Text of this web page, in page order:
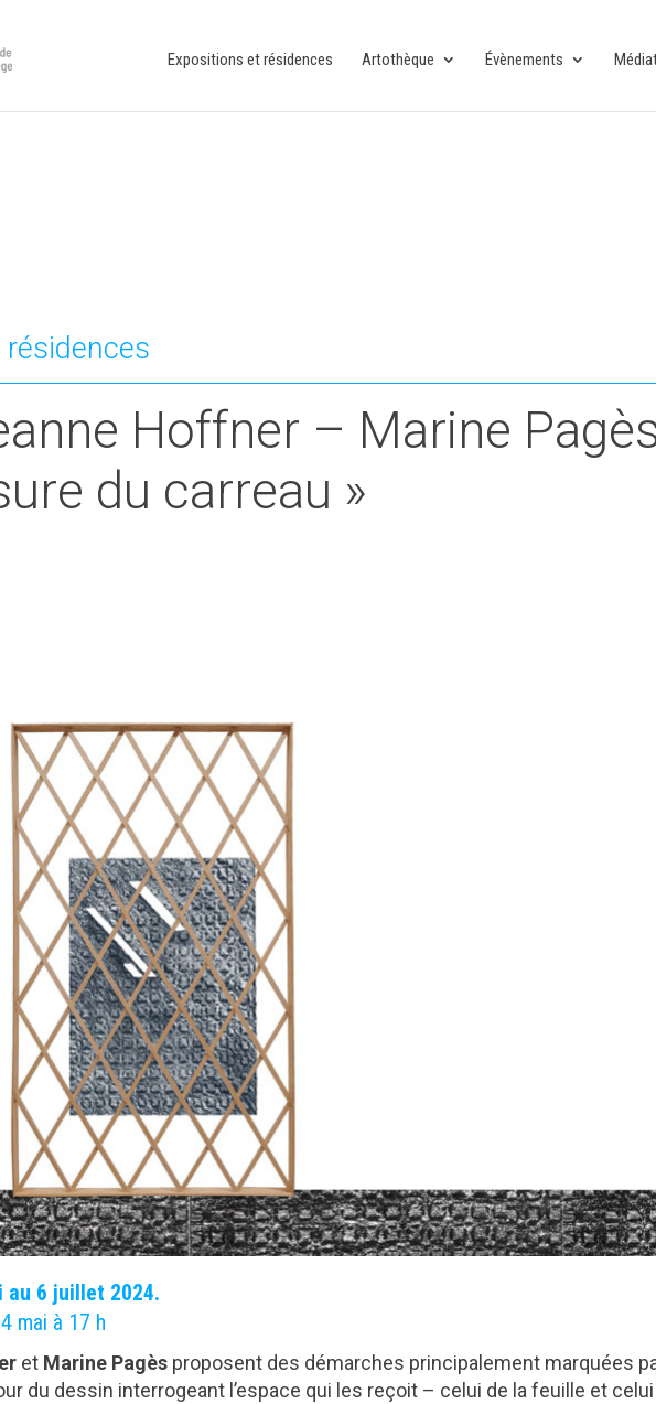
Expositions et résidences Artothèque Évènements
Hoffner – Marine
du carreau »
au 6 juillet 2024.
mai à 17 h
et Marine Pagès proposent des démarches principalement marquées
du dessin interrogeant l’espace qui les reçoit – celui de la feuille et